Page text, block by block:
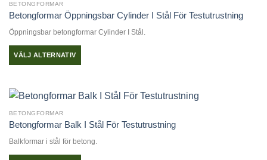
varianter.
olika
alternativen
kan
produktsidan
BETONGFORMAR
Betongformar Öppningsbar Cylinder I Stål För Testutrustning
Öppningsbar betongformar Cylinder I Stål.
VÄLJ ALTERNATIV
produkten
flera
De
BETONGFORMAR
Betongformar Balk I Stål För Testutrustning
Balkformar i stål för betong.